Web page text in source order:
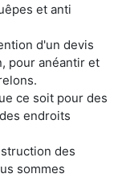
et anti
d'un devis
pour anéantir et
ce soit pour des
endroits
des
sommes